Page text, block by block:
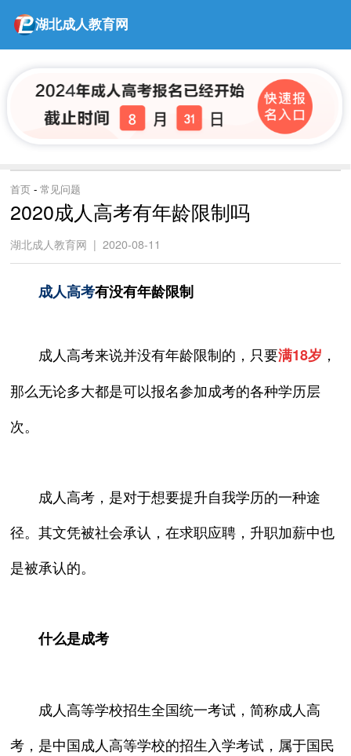
湖北成人教育网
首页 -常见问题
2020成人高考有年龄限制吗
湖北成人教育网 | 2020-08-11
成人高考有没有年龄限制
成人高考来说并没有年龄限制的，只要满18岁 ，
那么无论多大都是可以报名参加成考的各种学历层
次。
成人高考，是对于想要提升自我学历的一种途
径。其文凭被社会承认，在求职应聘，升职加薪中也
是被承认的。
什么是成考
成人高等学校招生全国统一考试，简称成人高
考，是中国成人高等学校的招生入学考试，属于国民